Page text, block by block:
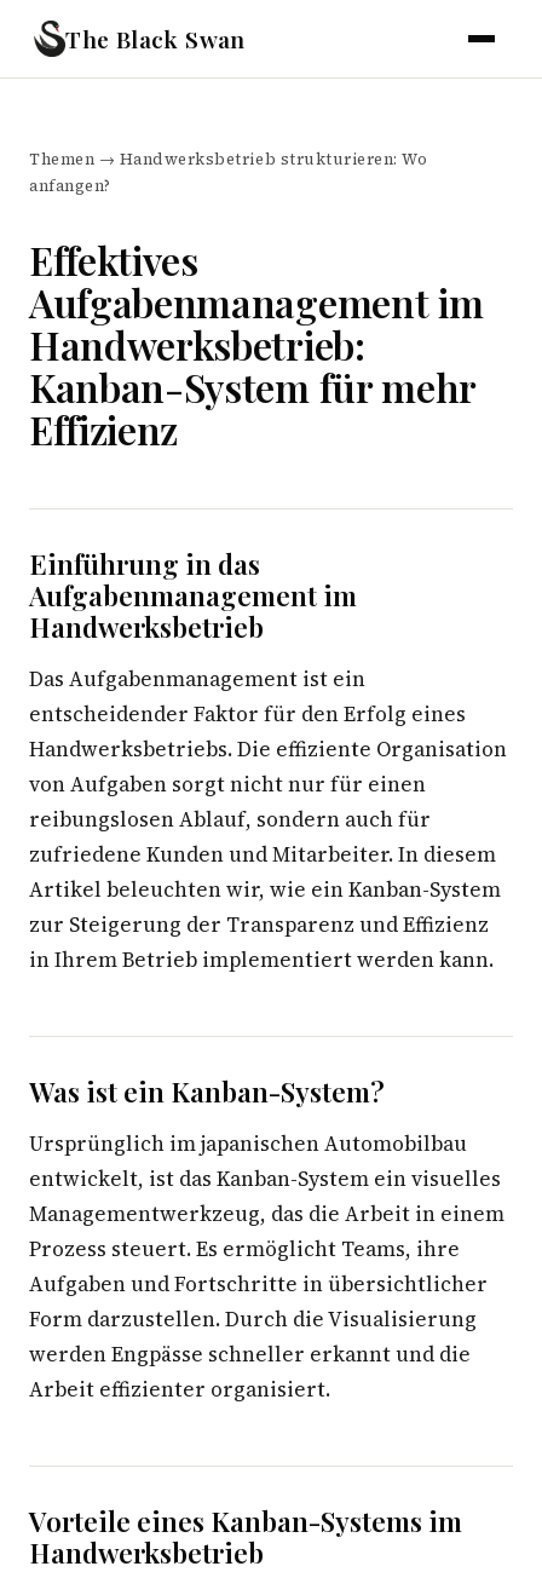
The Black Swan
Themen → Handwerksbetrieb strukturieren: Wo
anfangen?
Effektives
Aufgabenmanagement im
Handwerksbetrieb:
Kanban-System für mehr
Effizienz
Einführung in das
Aufgabenmanagement im
Handwerksbetrieb
Das Aufgabenmanagement ist ein
entscheidender Faktor für den Erfolg eines
Handwerksbetriebs. Die effiziente Organisation
von Aufgaben sorgt nicht nur für einen
reibungslosen Ablauf, sondern auch für
zufriedene Kunden und Mitarbeiter. In diesem
Artikel beleuchten wir, wie ein Kanban-System
zur Steigerung der Transparenz und Effizienz
in Ihrem Betrieb implementiert werden kann.
Was ist ein Kanban-System?
Ursprünglich im japanischen Automobilbau
entwickelt, ist das Kanban-System ein visuelles
Managementwerkzeug, das die Arbeit in einem
Prozess steuert. Es ermöglicht Teams, ihre
Aufgaben und Fortschritte in übersichtlicher
Form darzustellen. Durch die Visualisierung
werden Engpässe schneller erkannt und die
Arbeit effizienter organisiert.
Vorteile eines Kanban-Systems im
Handwerksbetrieb